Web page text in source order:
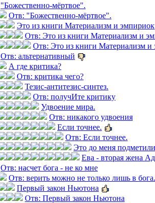
"Божественно-мёртвое".
Отв: "Божественно-мёртвое".
Это из книги Материализм и
Отв: Это из книги Материализм и
Отв: Это из книги Материализм
Отв: альтернативный
А где критика?
Отв: критика чего?
Тезис-антитезис-синтез.
Отв: получИте критику
Удвоение мира.
Отв: никакого удвоения
Если точнее.
Отв: Если точнее.
Это до меня
Ева - вторая жена
Отв: насчет бога - не ко мне
Отв: верить можно не только лишь в
Первый закон Ньютона
Отв: Первый закон Ньютона